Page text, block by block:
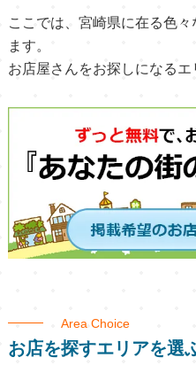
ここでは、宮崎県に在る色
ます。
お店屋さんをお探しになるエ
Area Choice
お店を探すエリアを選